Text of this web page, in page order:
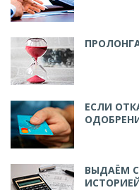
ЕСЛИ
ВЫДАЁМ